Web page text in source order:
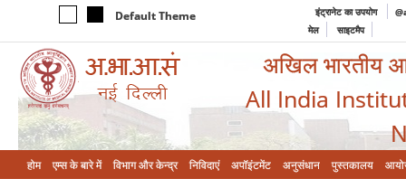
Default Theme इंट्रानेट का उपयोग
मेल
साइटमैप
अखिल भारतीय
All India
होम एम्‍स के बारे में विभाग और केन्‍द्र निविदाएं अपॉइंटमेंट अनुसंधान पुस्तकालय